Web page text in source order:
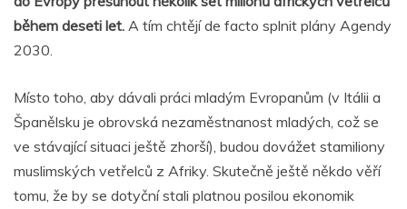
během deseti let. A tím chtějí de facto splnit plány Agendy
2030.
Místo toho, aby dávali práci mladým Evropanům (v Itálii a
Španělsku je obrovská nezaměstnanost mladých, což se
ve stávající situaci ještě zhorší), budou dovážet stamiliony
muslimských vetřelců z Afriky. Skutečně ještě někdo věří
tomu, že by se dotyční stali platnou posilou ekonomik